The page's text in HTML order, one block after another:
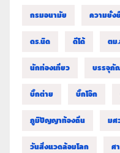
กรมอนามัย ความยั่ง
ดร.นิด ดีโด้ ตม
นักท่องเที่ยว บรรจุภั
บิ๊กต่าย บิ๊กโจ๊ก
ภูมิปัญญาท้องถิ่น มศ
วันสิ่งแวดล้อมโลก ศ